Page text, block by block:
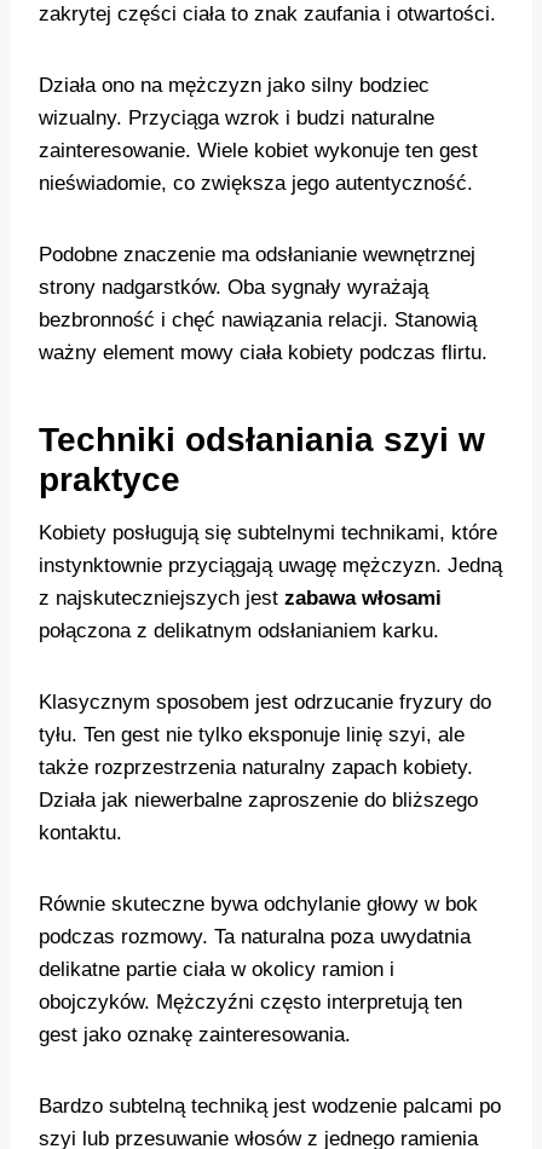
zakrytej części ciała to znak zaufania i otwartości.
Działa ono na mężczyzn jako silny bodziec
wizualny. Przyciąga wzrok i budzi naturalne
zainteresowanie. Wiele kobiet wykonuje ten gest
nieświadomie, co zwiększa jego autentyczność.
Podobne znaczenie ma odsłanianie wewnętrznej
strony nadgarstków. Oba sygnały wyrażają
bezbronność i chęć nawiązania relacji. Stanowią
ważny element mowy ciała kobiety podczas flirtu.
Techniki odsłaniania szyi w
praktyce
Kobiety posługują się subtelnymi technikami, które
instynktownie przyciągają uwagę mężczyzn. Jedną
z najskuteczniejszych jest zabawa włosami
połączona z delikatnym odsłanianiem karku.
Klasycznym sposobem jest odrzucanie fryzury do
tyłu. Ten gest nie tylko eksponuje linię szyi, ale
także rozprzestrzenia naturalny zapach kobiety.
Działa jak niewerbalne zaproszenie do bliższego
kontaktu.
Równie skuteczne bywa odchylanie głowy w bok
podczas rozmowy. Ta naturalna poza uwydatnia
delikatne partie ciała w okolicy ramion i
obojczyków. Mężczyźni często interpretują ten
gest jako oznakę zainteresowania.
Bardzo subtelną techniką jest wodzenie palcami po
szyi lub przesuwanie włosów z jednego ramienia